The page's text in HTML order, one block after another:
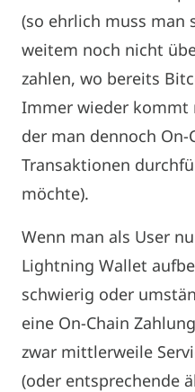
(so ehrlich muss man
weitem noch nicht
zahlen, wo bereits
Immer wieder kommt
der man dennoch On-
Transaktionen
möchte).
Wenn man als User
Lightning Wallet
schwierig oder
eine On-Chain
zwar mittlerweile
(oder entsprechende